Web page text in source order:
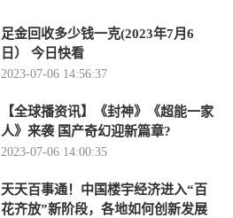
足金回收多少钱一克(2023年7月6
日） 今日快看
2023-07-06 14:56:37
【全球播资讯】《封神》《超能一家
人》来袭 国产奇幻迎新篇章?
2023-07-06 14:00:35
天天百事通！中国楼宇经济进入“百
花齐放”新阶段，各地如何创新发展